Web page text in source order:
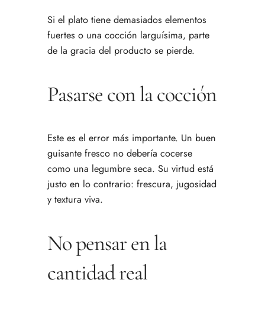
Si el plato tiene demasiados elementos
fuertes o una cocción larguísima, parte
de la gracia del producto se pierde.
Pasarse con la cocción
Este es el error más importante. Un buen
guisante fresco no debería cocerse
como una legumbre seca. Su virtud está
justo en lo contrario: frescura, jugosidad
y textura viva.
No pensar en la
cantidad real